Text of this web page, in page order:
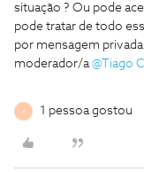
situação ? Ou pode
pode tratar de todo
por mensagem
moderador/a @Tiago C.
J 1 pessoa gostou